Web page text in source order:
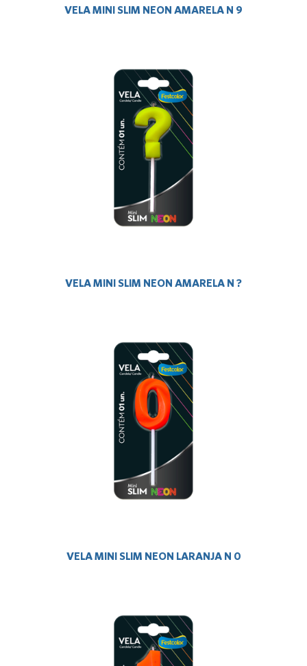
VELA MINI SLIM NEON AMARELA N 9
VELA MINI SLIM NEON AMARELA N ?
VELA MINI SLIM NEON LARANJA N 0